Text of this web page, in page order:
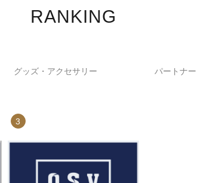
RANKING
グッズ・アクセサリー パートナー